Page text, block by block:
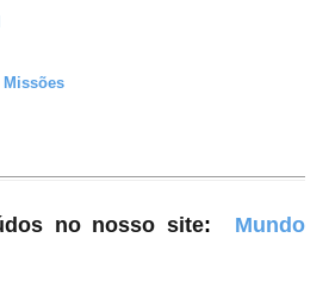
Missões
no nosso site:
Mundo